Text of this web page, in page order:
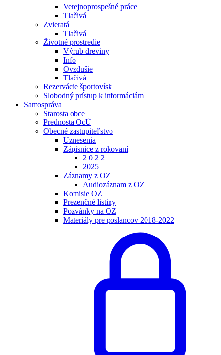
Verejnoprospešné práce
Tlačivá
Zvieratá
Tlačivá
Životné prostredie
Výrub dreviny
Info
Ovzdušie
Tlačivá
Rezervácie športovísk
Slobodný prístup k informáciám
Samospráva
Starosta obce
Prednosta OcÚ
Obecné zastupiteľstvo
Uznesenia
Zápisnice z rokovaní
2 0 2 2
2025
Záznamy z OZ
Audiozáznam z OZ
Komisie OZ
Prezenčné listiny
Pozvánky na OZ
Materiály pre poslancov 2018-2022